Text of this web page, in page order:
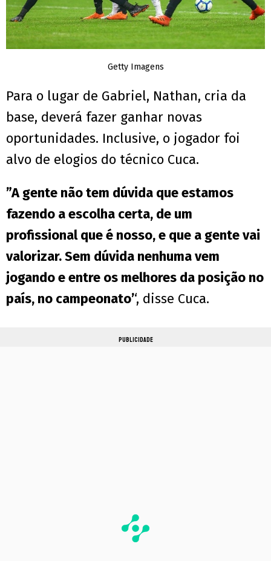
Getty Imagens
Para o lugar de Gabriel, Nathan, cria da
base, deverá fazer ganhar novas
oportunidades. Inclusive, o jogador foi
alvo de elogios do técnico Cuca.
”A gente não tem dúvida que estamos
fazendo a escolha certa, de um
profissional que é nosso, e que a gente vai
valorizar. Sem dúvida nenhuma vem
jogando e entre os melhores da posição no
país, no campeonato’‘, disse Cuca.
PUBLICIDADE